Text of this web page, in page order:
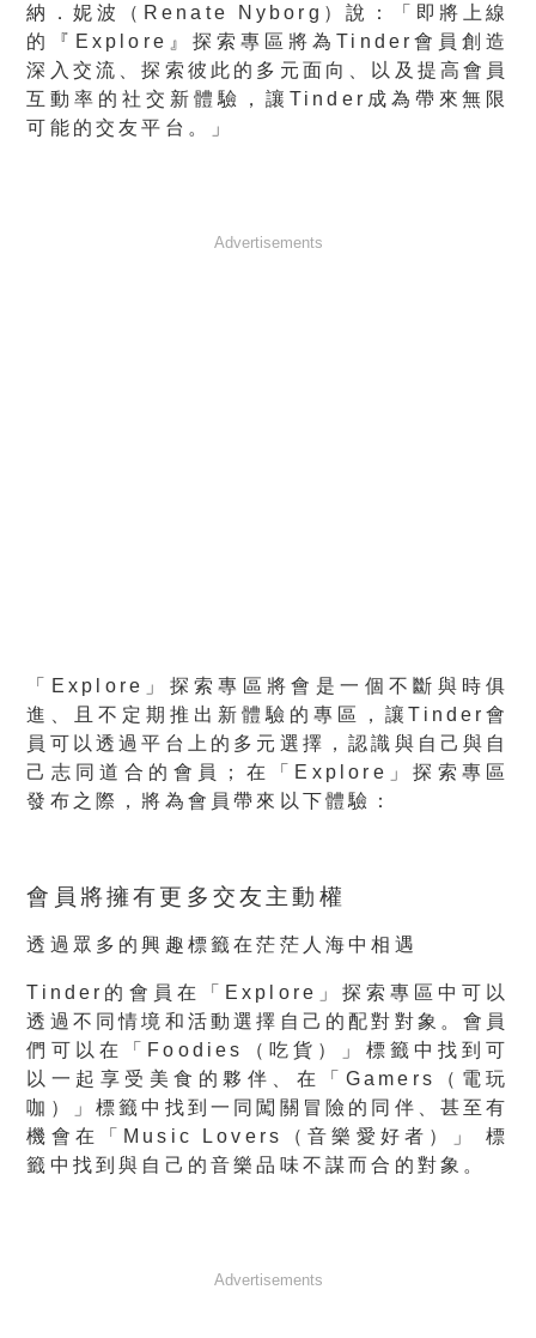
納．妮波（Renate Nyborg）說：「即將上線
的『Explore』探索專區將為Tinder會員創造
深入交流、探索彼此的多元面向、以及提高會員
互動率的社交新體驗，讓Tinder成為帶來無限
可能的交友平台。」
Advertisements
「Explore」探索專區將會是一個不斷與時俱
進、且不定期推出新體驗的專區，讓Tinder會
員可以透過平台上的多元選擇，認識與自己與自
己志同道合的會員；在「Explore」探索專區
發布之際，將為會員帶來以下體驗：
會員將擁有更多交友主動權
透過眾多的興趣標籤在茫茫人海中相遇
Tinder的會員在「Explore」探索專區中可以
透過不同情境和活動選擇自己的配對對象。會員
們可以在「Foodies（吃貨）」標籤中找到可
以一起享受美食的夥伴、在「Gamers（電玩
咖）」標籤中找到一同闖關冒險的同伴、甚至有
機會在「Music Lovers（音樂愛好者）」 標
籤中找到與自己的音樂品味不謀而合的對象。
Advertisements